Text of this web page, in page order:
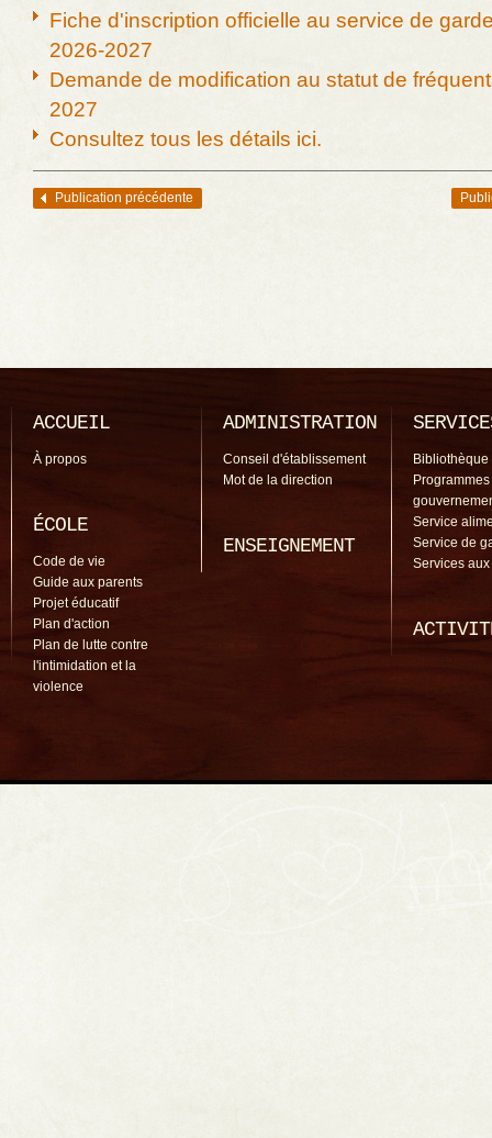
Fiche d'inscription officielle au service de
2026-2027
Demande de modification au statut de
2027
Consultez tous les détails ici.
Navigation des articles
Publication précédente
ACCUEIL
À propos
ÉCOLE
Code de vie
Guide aux parents
Projet éducatif
Plan d'action
Plan de lutte contre
l'intimidation et la
violence
ADMINISTRATION
Conseil d'établissement
Mot de la direction
ENSEIGNEMENT
Bibliothèque
Programmes
Service
Service de
Services